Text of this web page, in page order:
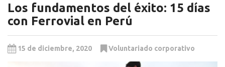
Los fundamentos del éxito: 15 días
con Ferrovial en Perú
15 de diciembre, 2020 Voluntariado corporativo